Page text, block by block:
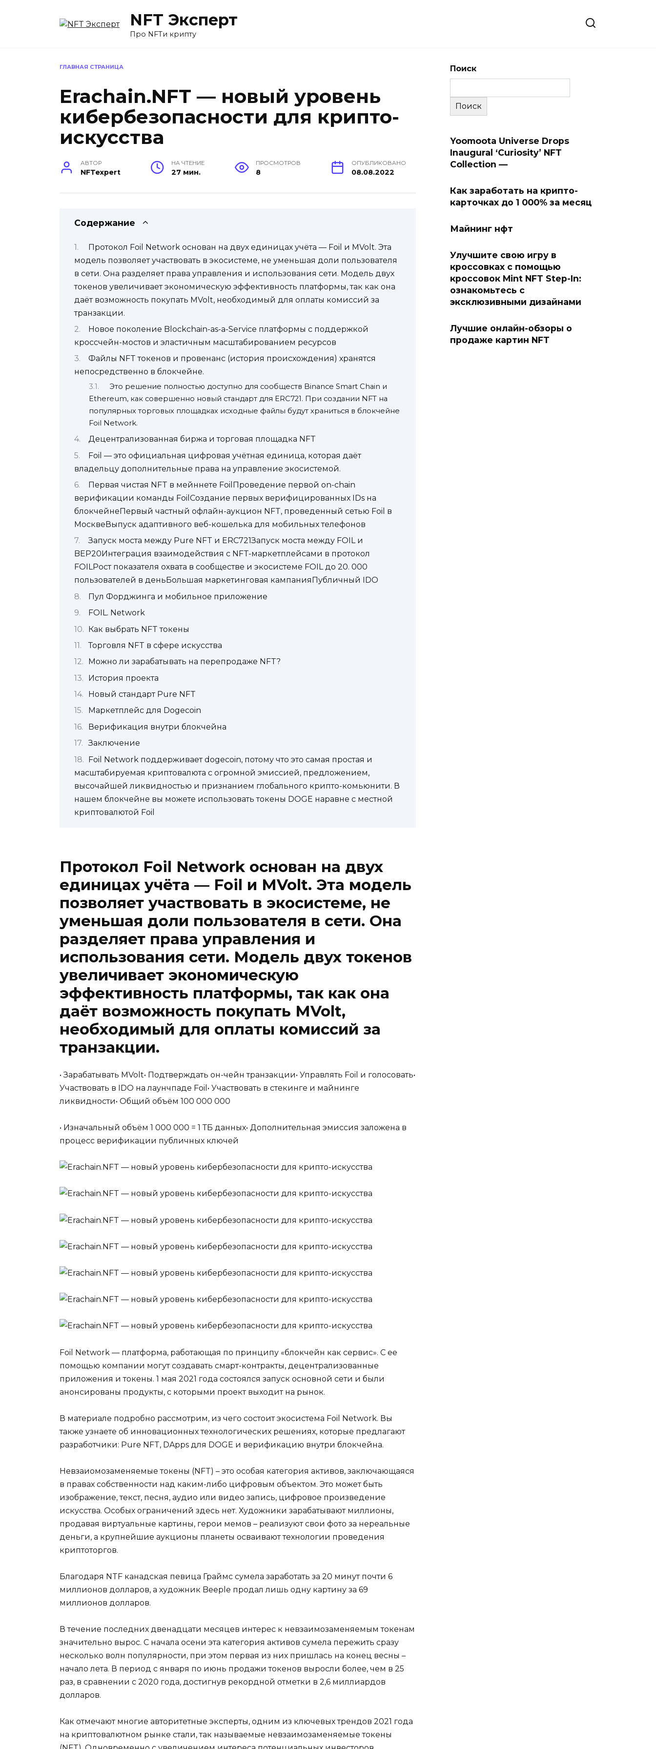
NFT Эксперт
Про NFTи крипту
ГЛАВНАЯ СТРАНИЦА
Erachain.NFT — новый уровень
кибербезопасности для крипто-
искусства
АВТОР
NFTexpert
НА ЧТЕНИЕ
27 мин.
ПРОСМОТРОВ
8
ОПУБЛИКОВАНО
08.08.2022
Содержание
Протокол Foil Network основан на двух единицах учёта — Foil и MVolt. Эта
модель позволяет участвовать в экосистеме, не уменьшая доли пользователя
в сети. Она разделяет права управления и использования сети. Модель двух
токенов увеличивает экономическую эффективность платформы, так как она
даёт возможность покупать MVolt, необходимый для оплаты комиссий за
транзакции.
Новое поколение Blockchain-as-a-Service платформы с поддержкой
кроссчейн-мостов и эластичным масштабированием ресурсов
Файлы NFT токенов и провенанс (история происхождения) хранятся
непосредственно в блокчейне.
Это решение полностью доступно для сообществ Binance Smart Chain и
Ethereum, как совершенно новый стандарт для ERC721. При создании NFT на
популярных торговых площадках исходные файлы будут храниться в блокчейне
Foil Network.
Децентрализованная биржа и торговая площадка NFT
Foil — это официальная цифровая учётная единица, которая даёт
владельцу дополнительные права на управление экосистемой.
Первая чистая NFT в мейннете FoilПроведение первой on-chain
верификации команды FoilСоздание первых верифицированных IDs на
блокчейнеПервый частный офлайн-аукцион NFT, проведенный сетью Foil в
МосквеВыпуск адаптивного веб-кошелька для мобильных телефонов
Запуск моста между Pure NFT и ERC721Запуск моста между FOIL и
BEP20Интеграция взаимодействия с NFT-маркетплейсами в протокол
FOILРост показателя охвата в сообществе и экосистеме FOIL до 20. 000
пользователей в деньБольшая маркетинговая кампанияПубличный IDO
Пул Форджинга и мобильное приложение
FOIL. Network
Как выбрать NFT токены
Торговля NFT в сфере искусства
Можно ли зарабатывать на перепродаже NFT?
История проекта
Новый стандарт Pure NFT
Маркетплейс для Dogecoin
Верификация внутри блокчейна
Заключение
Foil Network поддерживает dogecoin, потому что это самая простая и
масштабируемая криптовалюта с огромной эмиссией, предложением,
высочайшей ликвидностью и признанием глобального крипто-комьюнити. В
нашем блокчейне вы можете использовать токены DOGE наравне с местной
криптовалютой Foil
Протокол Foil Network основан на двух
единицах учёта — Foil и MVolt. Эта модель
позволяет участвовать в экосистеме, не
уменьшая доли пользователя в сети. Она
разделяет права управления и
использования сети. Модель двух токенов
увеличивает экономическую
эффективность платформы, так как она
даёт возможность покупать MVolt,
необходимый для оплаты комиссий за
транзакции.
• Зарабатывать MVolt• Подтверждать он-чейн транзакции• Управлять Foil и голосовать•
Участвовать в IDO на лаунчпаде Foil• Участвовать в стекинге и майнинге
ликвидности• Общий объём 100 000 000
• Изначальный объём 1 000 000 = 1 ТБ данных• Дополнительная эмиссия заложена в
процесс верификации публичных ключей
Foil Network — платформа, работающая по принципу «блокчейн как сервис». С ее
помощью компании могут создавать смарт-контракты, децентрализованные
приложения и токены. 1 мая 2021 года состоялся запуск основной сети и были
анонсированы продукты, с которыми проект выходит на рынок.
В материале подробно рассмотрим, из чего состоит экосистема Foil Network. Вы
также узнаете об инновационных технологических решениях, которые предлагают
разработчики: Pure NFT, DApps для DOGE и верификацию внутри блокчейна.
Невзаиомозаменяемые токены (NFT) – это особая категория активов, заключающаяся
в правах собственности над каким-либо цифровым объектом. Это может быть
изображение, текст, песня, аудио или видео запись, цифровое произведение
искусства. Особых ограничений здесь нет. Художники зарабатывают миллионы,
продавая виртуальные картины, герои мемов – реализуют свои фото за нереальные
деньги, а крупнейшие аукционы планеты осваивают технологии проведения
криптоторгов.
Благодаря NTF канадская певица Граймс сумела заработать за 20 минут почти 6
миллионов долларов, а художник Beeple продал лишь одну картину за 69
миллионов долларов.
В течение последних двенадцати месяцев интерес к невзаимозаменяемым токенам
значительно вырос. С начала осени эта категория активов сумела пережить сразу
несколько волн популярности, при этом первая из них пришлась на конец весны –
начало лета. В период с января по июнь продажи токенов выросли более, чем в 25
раз, в сравнении с 2020 года, достигнув рекордной отметки в 2,6 миллиардов
долларов.
Как отмечают многие авторитетные эксперты, одним из ключевых трендов 2021 года
на криптовалютном рынке стали, так называемые невзаимозаменяемые токены
Поиск
Поиск
Yoomoota Universe Drops
Inaugural ‘Curiosity’ NFT
Collection —
Как заработать на крипто-
карточках до 1 000% за месяц
Майнинг нфт
Улучшите свою игру в
кроссовках с помощью
кроссовок Mint NFT Step-In:
ознакомьтесь с
эксклюзивными дизайнами
Лучшие онлайн-обзоры о
продаже картин NFT